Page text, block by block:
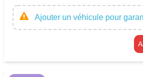
Ajouter un véhicule pour